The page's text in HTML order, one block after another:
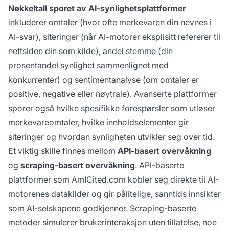
Nøkkeltall sporet av AI-synlighetsplattformer
inkluderer omtaler (hvor ofte merkevaren din nevnes i
AI-svar), siteringer (når AI-motorer eksplisitt refererer til
nettsiden din som kilde), andel stemme (din
prosentandel synlighet sammenlignet med
konkurrenter) og sentimentanalyse (om omtaler er
positive, negative eller nøytrale). Avanserte plattformer
sporer også hvilke spesifikke forespørsler som utløser
merkevareomtaler, hvilke innholdselementer gir
siteringer og hvordan synligheten utvikler seg over tid.
Et viktig skille finnes mellom API-basert overvåkning
og scraping-basert overvåkning. API-baserte
plattformer som AmICited.com kobler seg direkte til AI-
motorenes datakilder og gir pålitelige, sanntids innsikter
som AI-selskapene godkjenner. Scraping-baserte
metoder simulerer brukerinteraksjon uten tillatelse, noe